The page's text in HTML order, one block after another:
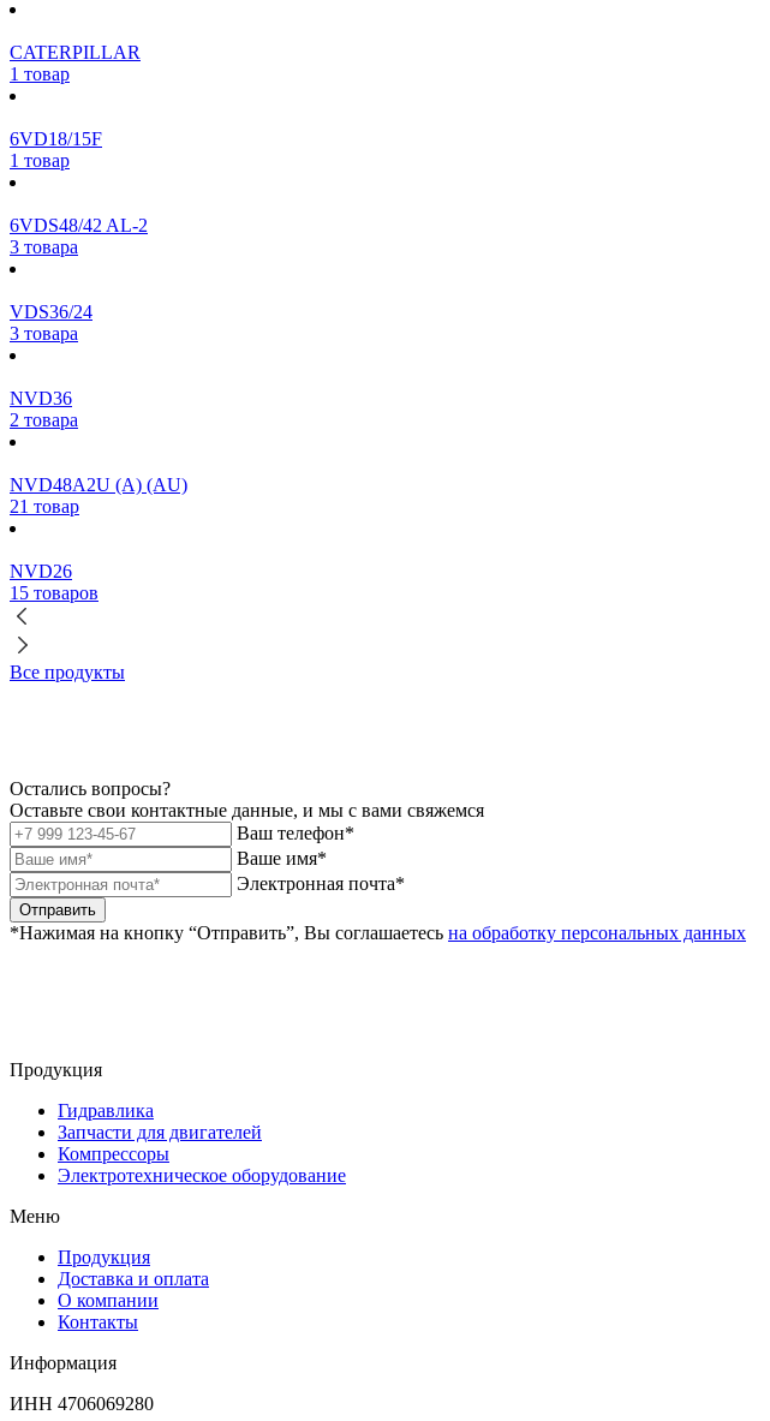
CATERPILLAR
1 товар
6VD18/15F
1 товар
6VDS48/42 AL-2
3 товара
VDS36/24
3 товара
NVD36
2 товара
NVD48A2U (A) (AU)
21 товар
NVD26
15 товаров
Все продукты
Остались вопросы?
Оставьте свои контактные данные, и мы с вами свяжемся
Ваш телефон*
Ваше имя*
Электронная почта*
Отправить
*Нажимая на кнопку “Отправить”, Вы соглашаетесь на обработку персональных данных
Продукция
Гидравлика
Запчасти для двигателей
Компрессоры
Электротехническое оборудование
Меню
Продукция
Доставка и оплата
О компании
Контакты
Информация
ИНН 4706069280